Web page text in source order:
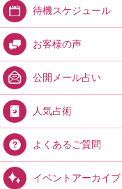
待機スケジュール
お客様の声
公開メール占い
人気占術
よくあるご質問
イベントアーカイブ